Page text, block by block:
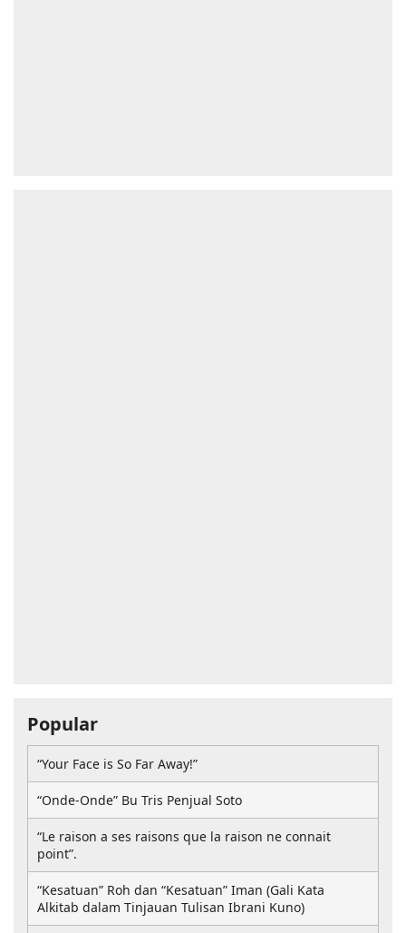
Popular
“Your Face is So Far Away!”
“Onde-Onde” Bu Tris Penjual Soto
“Le raison a ses raisons que la raison ne connait
point”.
“Kesatuan” Roh dan “Kesatuan” Iman (Gali Kata
Alkitab dalam Tinjauan Tulisan Ibrani Kuno)